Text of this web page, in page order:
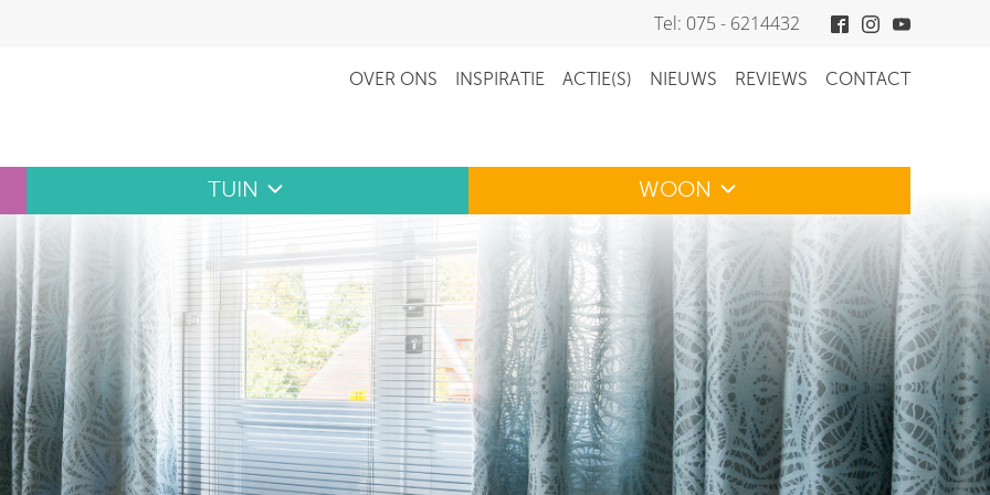
Tel: 075 - 6214432
OVER ONS INSPIRATIE ACTIE(S) NIEUWS REVIEWS CONTACT
TUIN WOON